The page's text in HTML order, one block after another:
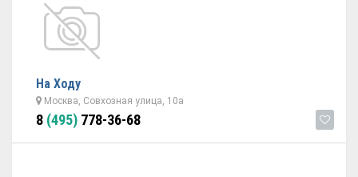
На Ходу
Москва, Совхозная улица, 10а
8 (495) 778-36-68